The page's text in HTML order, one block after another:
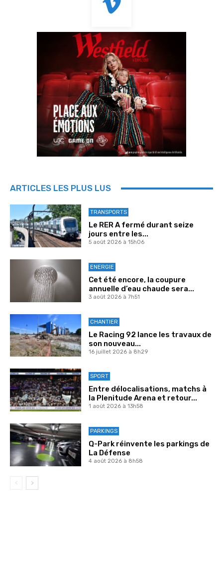
ARTICLES LES PLUS LUS
TRANSPORTS
Le RER A fermé durant seize
jours entre les...
5 août 2026 à 15h06
ENERGIE
Cet été encore, la coupure
annuelle d’eau chaude sera...
3 août 2026 à 7h51
CHANTIER
Le Racing 92 lance les travaux de
son nouveau...
16 juillet 2026 à 8h29
SPORT
Entre délocalisations, matchs à
la Plenitude Arena et retour...
1 août 2026 à 13h58
PARKINGS
Q-Park réinvente les parkings de
La Défense
4 août 2026 à 8h58